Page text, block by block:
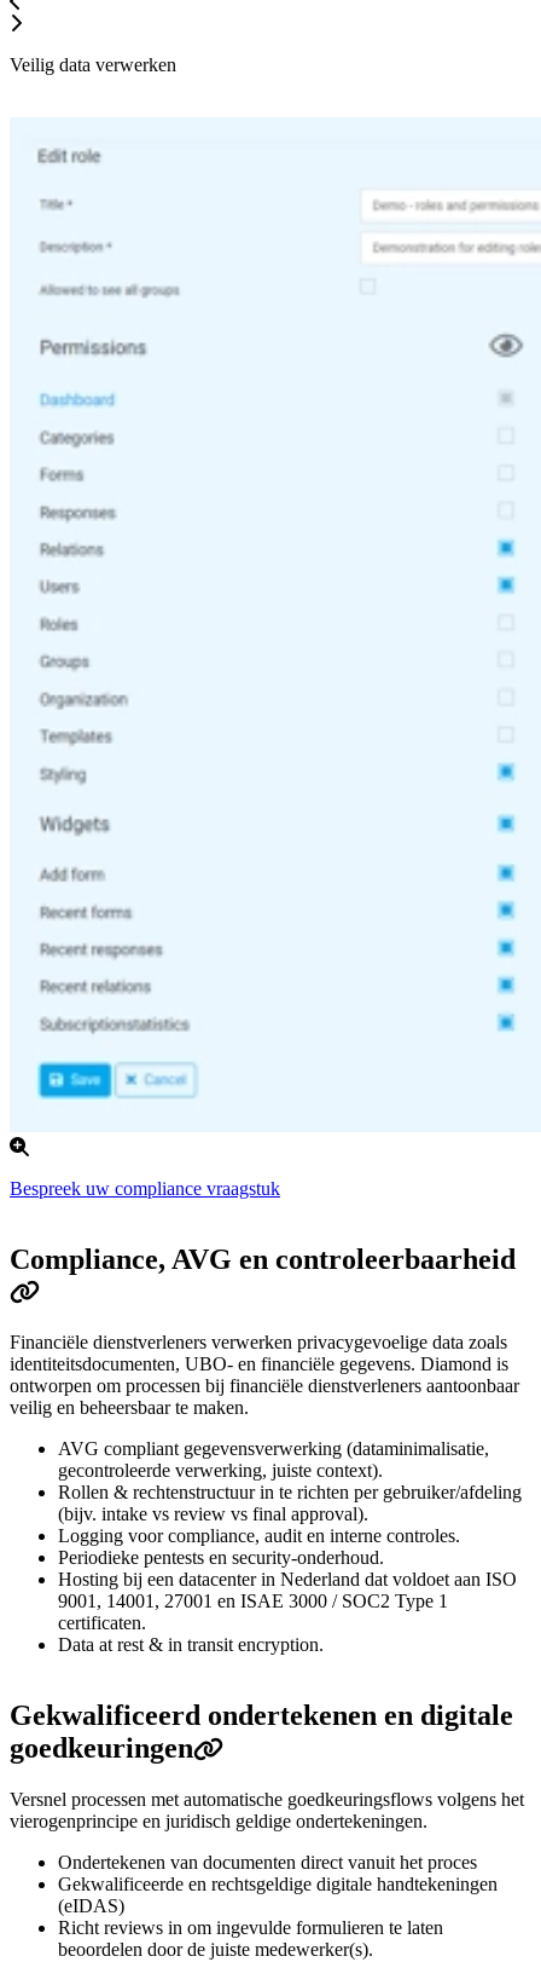
Veilig data verwerken
Bespreek uw compliance vraagstuk
Compliance, AVG en controleerbaarheid
Financiële dienstverleners verwerken privacygevoelige data zoals
identiteitsdocumenten, UBO- en financiële gegevens. Diamond is
ontworpen om processen bij financiële dienstverleners aantoonbaar
veilig en beheersbaar te maken.
AVG compliant gegevensverwerking (dataminimalisatie,
gecontroleerde verwerking, juiste context).
Rollen & rechtenstructuur in te richten per gebruiker/afdeling
(bijv. intake vs review vs final approval).
Logging voor compliance, audit en interne controles.
Periodieke pentests en security‑onderhoud.
Hosting bij een datacenter in Nederland dat voldoet aan ISO
9001, 14001, 27001 en ISAE 3000 / SOC2 Type 1
certificaten.
Data at rest & in transit encryption.
Gekwalificeerd ondertekenen en digitale
goedkeuringen
Versnel processen met automatische goedkeuringsflows volgens het
vierogenprincipe en juridisch geldige ondertekeningen.
Ondertekenen van documenten direct vanuit het proces
Gekwalificeerde en rechtsgeldige digitale handtekeningen
(eIDAS)
Richt reviews in om ingevulde formulieren te laten
beoordelen door de juiste medewerker(s).